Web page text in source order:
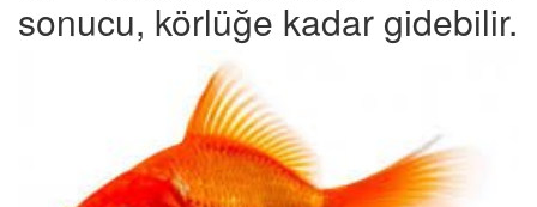
sonucu, körlüğe kadar gidebilir.